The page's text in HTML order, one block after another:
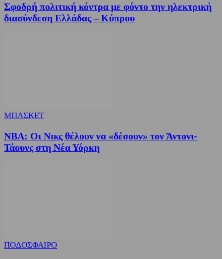
Σφοδρή πολιτική κόντρα με φόντο την ηλεκτρική
διασύνδεση Ελλάδας – Κύπρου
ΜΠΑΣΚΕΤ
NBA: Οι Νικς θέλουν να «δέσουν» τον Άντονι-
Τάουνς στη Νέα Υόρκη
ΠΟΔΟΣΦΑΙΡΟ